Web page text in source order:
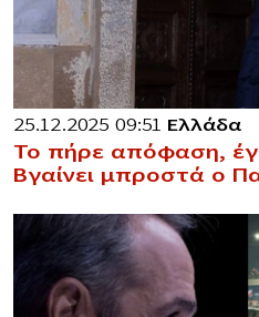
25.12.2025 09:51 Ελλάδα
Το πήρε απόφαση,
Βγαίνει μπροστά ο